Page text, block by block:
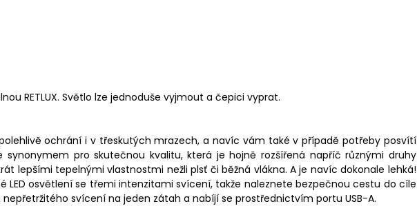
RETLUX. Světlo lze jednoduše vyjmout a čepici vyprat.
ochrání i v třeskutých mrazech, a navíc vám také v případě potřeby posvítí
synonymem pro skutečnou kvalitu, která je hojně rozšířená napříč různými druhy
lepšími tepelnými vlastnostmi nežli plsť či běžná vlákna. A je navíc dokonale lehká!
LED osvětlení se třemi intenzitami svícení, takže naleznete bezpečnou cestu do cíle
nepřetržitého svícení na jeden zátah a nabíjí se prostřednictvím portu USB-A.